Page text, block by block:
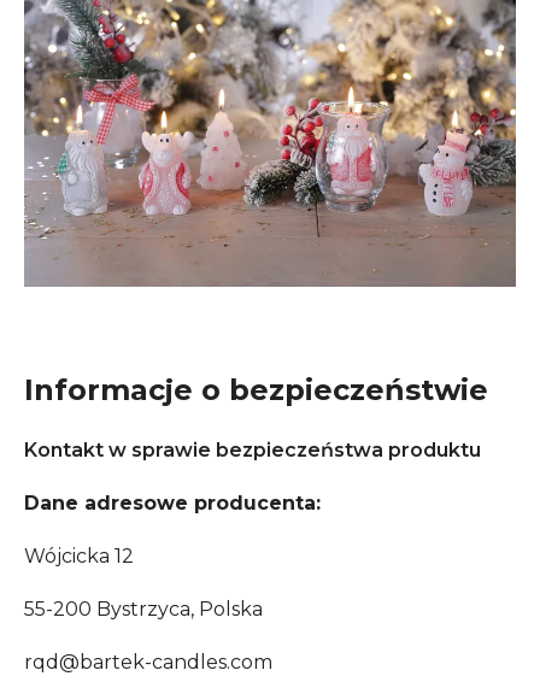
Informacje o bezpieczeństwie
Kontakt w sprawie bezpieczeństwa produktu
Dane adresowe producenta:
Wójcicka 12
55-200 Bystrzyca, Polska
rqd@bartek-candles.com